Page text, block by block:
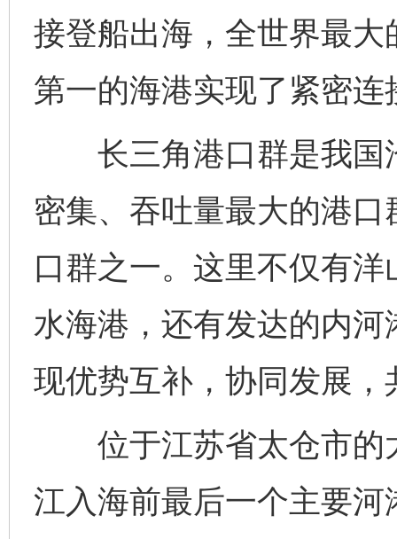
接登船出海，全世界最
第一的海港实现了紧密连
长三角港口群是我国
密集、吞吐量最大的港
口群之一。这里不仅有
水海港，还有发达的内
现优势互补，协同发展
位于江苏省太仓市的
江入海前最后一个主要河